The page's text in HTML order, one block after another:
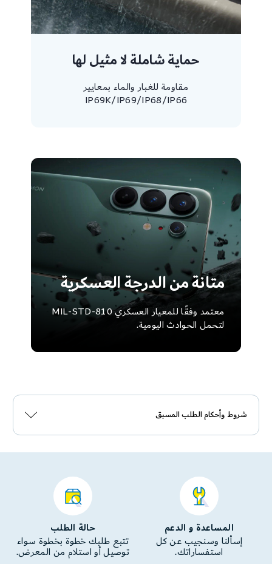
حماية شاملة لا مثيل لها
مقاومة للغبار والماء بمعايير
IP69K/IP69/IP68/IP66
متانة من الدرجة العسكرية
معتمد وفقًا للمعيار العسكري MIL-STD-810
لتحمل الحوادث اليومية.
شروط وأحكام الطلب المسبق
المساعدة و الدعم
إسألنا وسنجيب عن كل
استفساراتك.
حالة الطلب
تتبع طلبك خطوة بخطوة سواء
توصيل أو استلام من المعرض.